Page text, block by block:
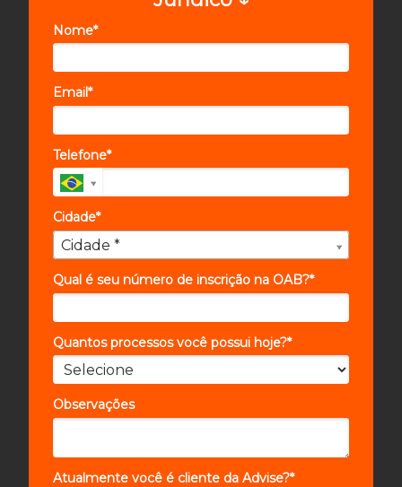
Nome*
Email*
Telefone*
Cidade*
Cidade *
Cidade*
Qual é seu número de inscrição na OAB?*
Quantos processos você possui hoje?*
Observações
Atualmente você é cliente da Advise?*